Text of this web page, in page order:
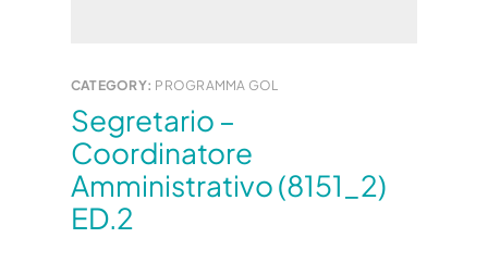
CATEGORY: PROGRAMMA GOL
Segretario –
Coordinatore
Amministrativo (8151_2)
ED.2